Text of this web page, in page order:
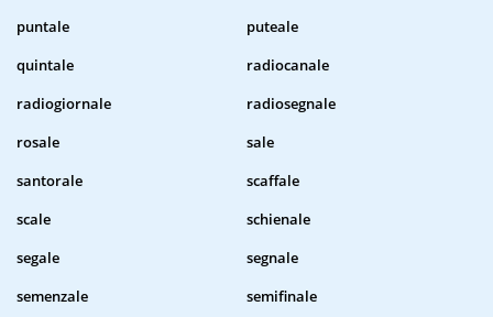
puntale
puteale
quintale
radiocanale
radiogiornale
radiosegnale
rosale
sale
santorale
scaffale
scale
schienale
segale
segnale
semenzale
semifinale